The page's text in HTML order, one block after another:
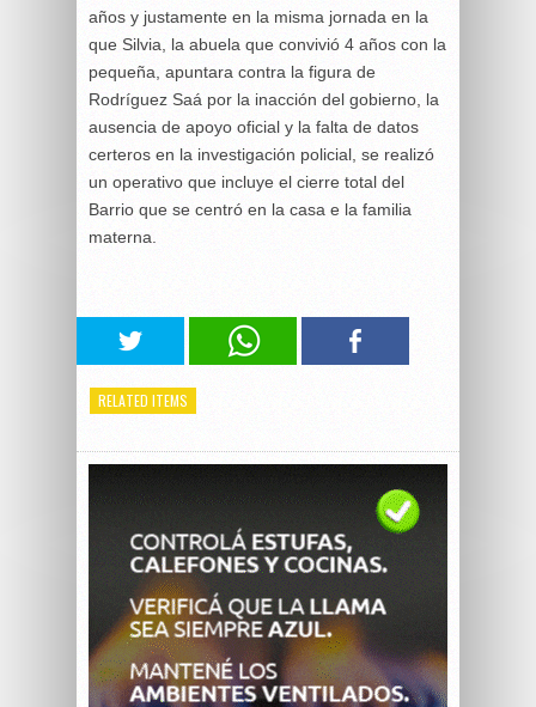
años y justamente en la misma jornada en la
que Silvia, la abuela que convivió 4 años con la
pequeña, apuntara contra la figura de
Rodríguez Saá por la inacción del gobierno, la
ausencia de apoyo oficial y la falta de datos
certeros en la investigación policial, se realizó
un operativo que incluye el cierre total del
Barrio que se centró en la casa e la familia
materna.
RELATED ITEMS